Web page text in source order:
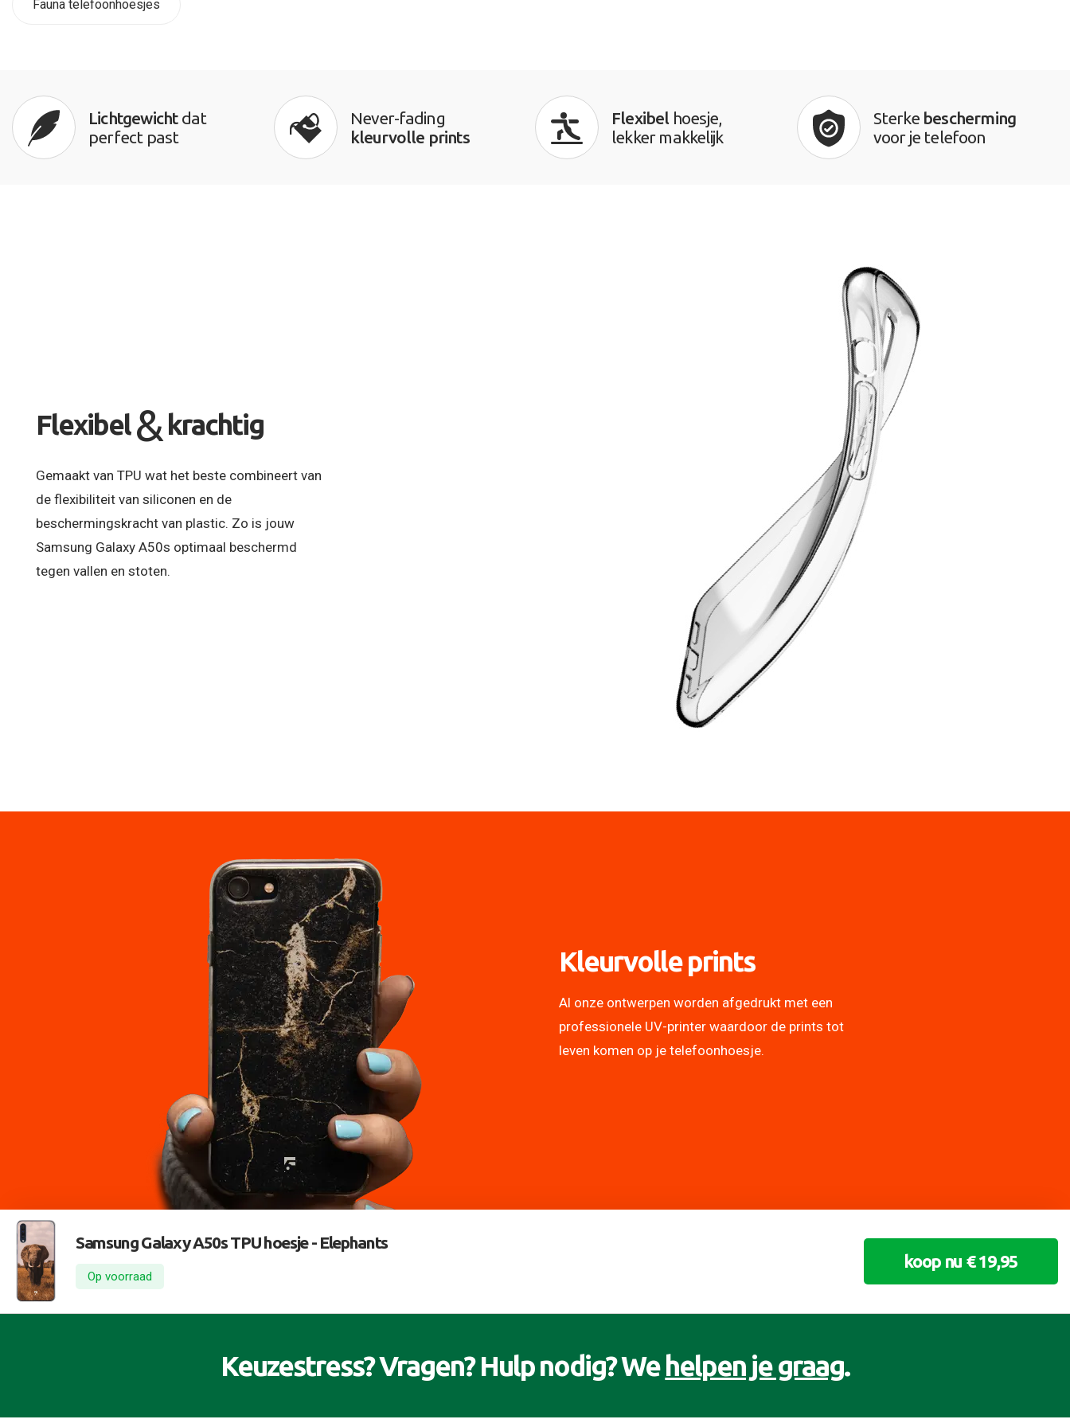
Fauna telefoonhoesjes
Lichtgewichtdat
perfect past
Never-fading
kleurvolle prints
Flexibel hoesje,
lekker makkelijk
Sterke bescherming
voor je telefoon
Flexibel & krachtig
Gemaakt van TPU wat het beste combineert van
de flexibiliteit van siliconen en de
beschermingskracht van plastic. Zo is jouw
Samsung Galaxy A50s optimaal beschermd
tegen vallen en stoten.
Kleurvolle prints
Al onze ontwerpen worden afgedrukt met een
professionele UV-printer waardoor de prints tot
leven komen op je telefoonhoesje.
Samsung Galaxy A50s TPU hoesje -Elephants
Op voorraad
koop nu € 19,95
Keuzestress? Vragen? Hulp nodig? Wehelpen je graag.